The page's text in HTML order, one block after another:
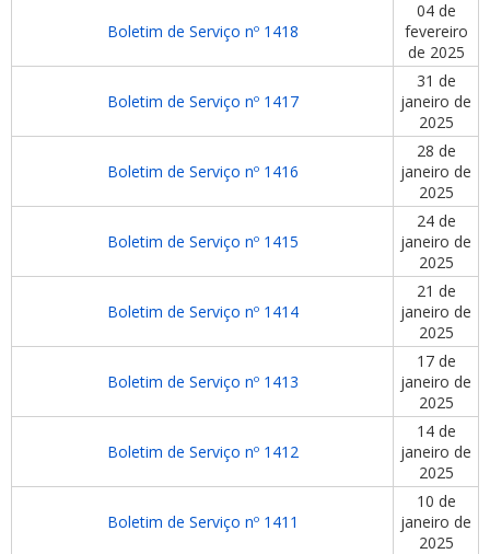
Boletim de Serviço nº 1418
04 de
fevereiro
de 2025
Boletim de Serviço nº 1417
31 de
janeiro de
2025
Boletim de Serviço nº 1416
28 de
janeiro de
2025
Boletim de Serviço nº 1415
24 de
janeiro de
2025
Boletim de Serviço nº 1414
21 de
janeiro de
2025
Boletim de Serviço nº 1413
17 de
janeiro de
2025
Boletim de Serviço nº 1412
14 de
janeiro de
2025
Boletim de Serviço nº 1411
10 de
janeiro de
2025